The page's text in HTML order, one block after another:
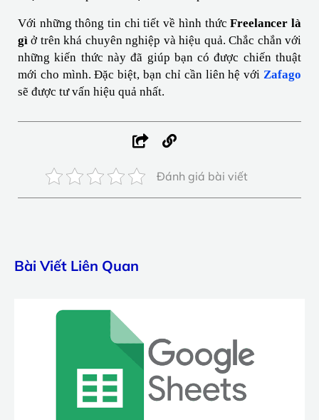
Với những thông tin chi tiết về hình thức Freelancer là
gì ở trên khá chuyên nghiệp và hiệu quả. Chắc chắn với
những kiến thức này đã giúp bạn có được chiến thuật
mới cho mình. Đặc biệt, bạn chỉ cần liên hệ với Zafago
sẽ được tư vấn hiệu quả nhất.
Đánh giá bài viết
Bài Viết Liên Quan